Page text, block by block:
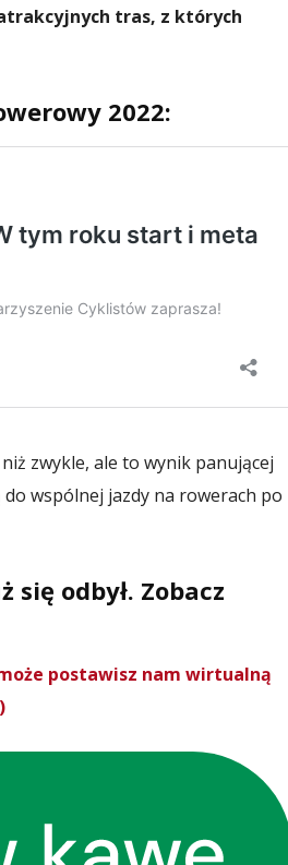
tras, z których
2022:
zwykle, ale to wynik panującej
wspólnej jazdy na rowerach po
się odbył. Zobacz
postawisz nam wirtualną